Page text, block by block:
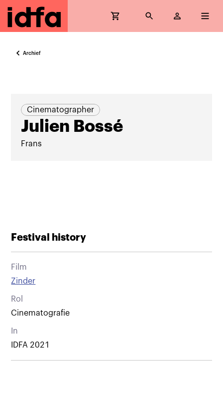
Archief
Cinematographer
Julien Bossé
Frans
Festival history
Film
Zinder
Rol
Cinematografie
In
IDFA 2021